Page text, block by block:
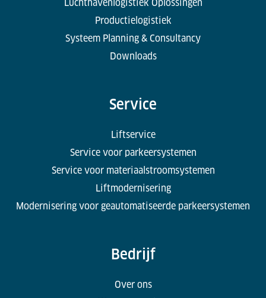
Luchthavenlogistiek Oplossingen
Productielogistiek
Systeem Planning & Consultancy
Downloads
Service
Liftservice
Service voor parkeersystemen
Service voor materiaalstroomsystemen
Liftmodernisering
Modernisering voor geautomatiseerde parkeersystemen
Bedrijf
Over ons